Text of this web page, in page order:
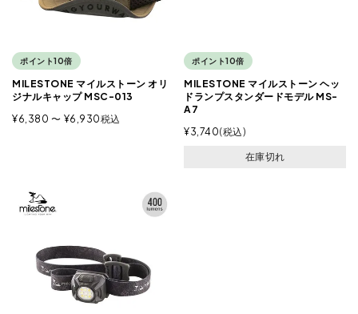
ポイント10倍
MILESTONE マイルストーン オリ
ジナルキャップ MSC-013
¥6,380 〜 ¥6,930税込
ポイント10倍
MILESTONE マイルストーン ヘッ
ドランプスタンダードモデル MS-
A7
¥3,740 税込
在庫切れ